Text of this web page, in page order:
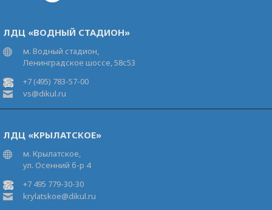
ЛДЦ «ВОДНЫЙ СТАДИОН»
м. Водный стадион,
Ленинградское шоссе, 58с53
+7 (495) 783-57-00
vs@dikul.ru
ЛДЦ «КРЫЛАТСКОЕ»
м. Крылатское,
ул. Осенний б-р 4
+7 495 779-30-30
krylatskoe@dikul.ru